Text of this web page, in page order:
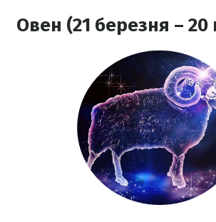
Овен (21 березня – 20